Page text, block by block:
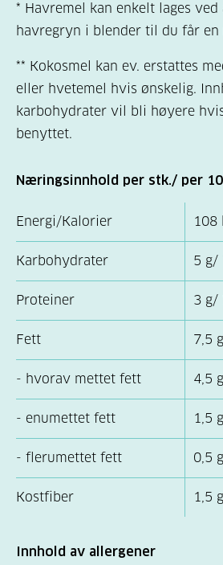
* Havremel kan enkelt lages
havregryn i blender til du får en
** Kokosmel kan ev. erstattes
eller hvetemel hvis ønskelig.
karbohydrater vil bli høyere
benyttet.
Næringsinnhold per stk./ per
Energi/Kalorier 108
Karbohydrater 5 g/
Proteiner 3 g/
Fett 7,5
- hvorav mettet fett 4,5
- enumettet fett 1,5
- flerumettet fett 0,5
Kostfiber 1,5
Innhold av allergener